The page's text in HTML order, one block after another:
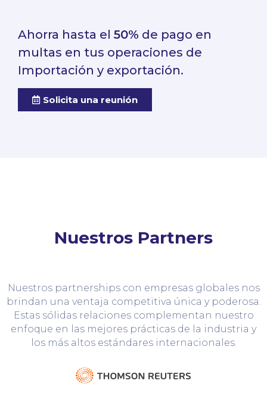
Ahorra hasta el 50% de pago en
multas en tus operaciones de
Importación y exportación.
Solicita una reunión
Nuestros Partners
Nuestros partnerships con empresas globales nos
brindan una ventaja competitiva única y poderosa.
Estas sólidas relaciones complementan nuestro
enfoque en las mejores prácticas de la industria y
los más altos estándares internacionales.